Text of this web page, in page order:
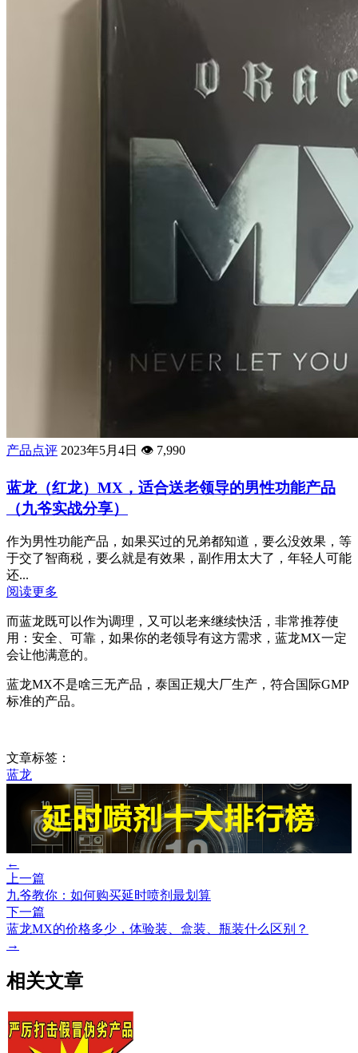
产品点评 2023年5月4日 👁️ 7,990
蓝龙（红龙）MX，适合送老领导的男性功能产品
（九爷实战分享）
作为男性功能产品，如果买过的兄弟都知道，要么没效果，等
于交了智商税，要么就是有效果，副作用太大了，年轻人可能
还...
阅读更多
而蓝龙既可以作为调理，又可以老来继续快活，非常推荐使
用：安全、可靠，如果你的老领导有这方需求，蓝龙MX一定
会让他满意的。
蓝龙MX不是啥三无产品，泰国正规大厂生产，符合国际GMP
标准的产品。
文章标签：
蓝龙
←
上一篇
九爷教你：如何购买延时喷剂最划算
下一篇
蓝龙MX的价格多少，体验装、盒装、瓶装什么区别？
→
相关文章